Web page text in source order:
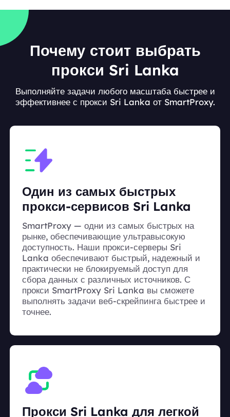
Почему стоит выбрать
прокси Sri Lanka
Выполняйте задачи любого масштаба быстрее и
эффективнее с прокси Sri Lanka от SmartProxy.
Один из самых быстрых
прокси-сервисов Sri Lanka
SmartProxy — одни из самых быстрых на
рынке, обеспечивающие ультравысокую
доступность. Наши прокси-серверы Sri
Lanka обеспечивают быстрый, надежный и
практически не блокируемый доступ для
сбора данных с различных источников. С
прокси SmartProxy Sri Lanka вы сможете
выполнять задачи веб-скрейпинга быстрее и
точнее.
Прокси Sri Lanka для легкой